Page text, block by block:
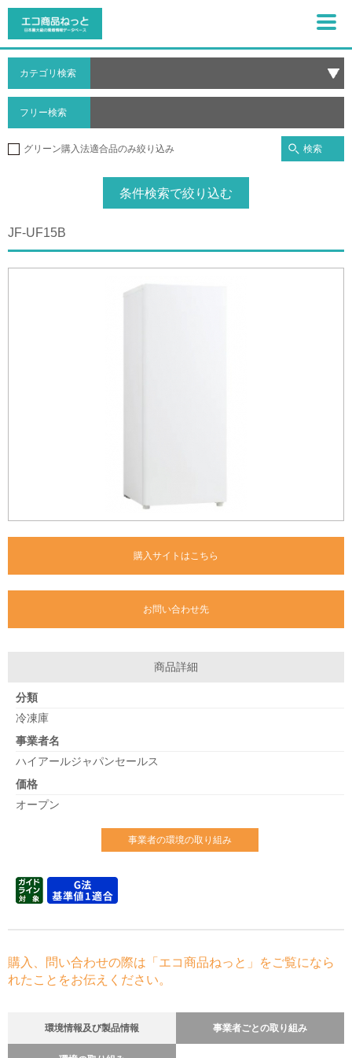
カテゴリ検索
フリー検索
グリーン購入法適合品のみ絞り込み 検索
条件検索で絞り込む
JF-UF15B
購入サイトはこちら
お問い合わせ先
商品詳細
分類
冷凍庫
事業者名
ハイアールジャパンセールス
価格
オープン
事業者の環境の取り組み
購入、問い合わせの際は「エコ商品ねっと」をご覧になら
れたことをお伝えください。
環境情報及び製品情報 事業者ごとの取り組み